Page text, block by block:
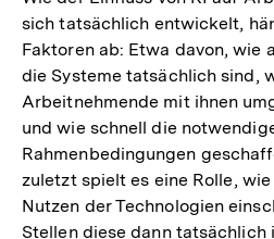
sich tatsächlich entwickelt,
Faktoren ab: Etwa davon, wie
die Systeme tatsächlich sind,
Arbeitnehmende mit ihnen
und wie schnell die
Rahmenbedingungen
zuletzt spielt es eine Rolle,
Nutzen der Technologien
Stellen diese dann